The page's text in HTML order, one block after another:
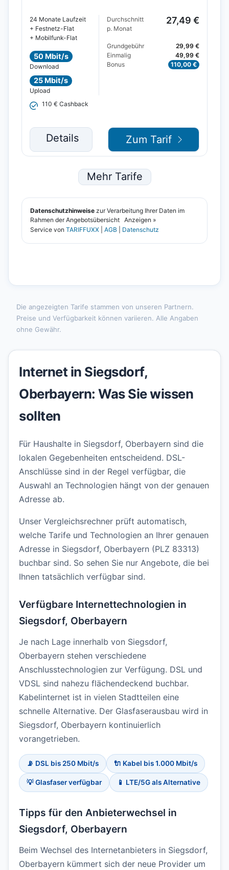
Die angezeigten Tarife stammen von unseren Partnern.
Preise und Verfügbarkeit können variieren. Alle Angaben
ohne Gewähr.
Internet in Siegsdorf,
Oberbayern: Was Sie wissen
sollten
Für Haushalte in Siegsdorf, Oberbayern sind die
lokalen Gegebenheiten entscheidend. DSL-
Anschlüsse sind in der Regel verfügbar, die
Auswahl an Technologien hängt von der genauen
Adresse ab.
Unser Vergleichsrechner prüft automatisch,
welche Tarife und Technologien an Ihrer genauen
Adresse in Siegsdorf, Oberbayern (PLZ 83313)
buchbar sind. So sehen Sie nur Angebote, die bei
Ihnen tatsächlich verfügbar sind.
Verfügbare Internettechnologien in
Siegsdorf, Oberbayern
Je nach Lage innerhalb von Siegsdorf,
Oberbayern stehen verschiedene
Anschlusstechnologien zur Verfügung. DSL und
VDSL sind nahezu flächendeckend buchbar.
Kabelinternet ist in vielen Stadtteilen eine
schnelle Alternative. Der Glasfaserausbau wird in
Siegsdorf, Oberbayern kontinuierlich
vorangetrieben.
📡 DSL bis 250 Mbit/s 🔌 Kabel bis 1.000 Mbit/s
💡 Glasfaser verfügbar 📱 LTE/5G als Alternative
Tipps für den Anbieterwechsel in
Siegsdorf, Oberbayern
Beim Wechsel des Internetanbieters in Siegsdorf,
Oberbayern kümmert sich der neue Provider um